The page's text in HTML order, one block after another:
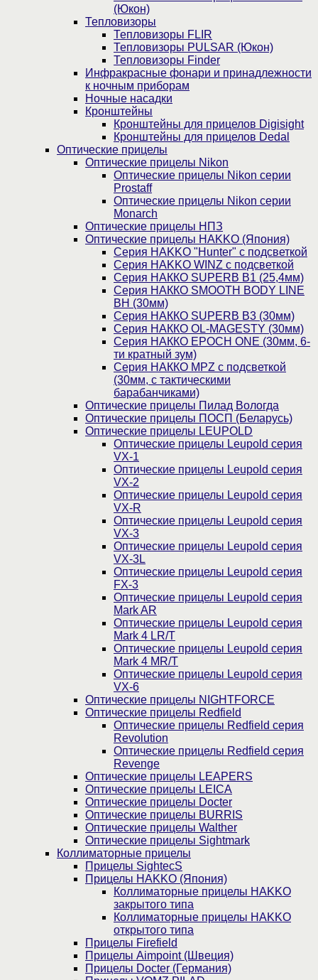
(Юкон)
Тепловизоры
Тепловизоры FLIR
Тепловизоры PULSAR (Юкон)
Тепловизоры Finder
Инфракрасные фонари и принадлежности
к ночным приборам
Ночные насадки
Кронштейны
Кронштейны для прицелов Digisight
Кронштейны для прицелов Dedal
Оптические прицелы
Оптические прицелы Nikon
Оптические прицелы Nikon серии
Prostaff
Оптические прицелы Nikon серии
Monarch
Оптические прицелы НПЗ
Оптические прицелы HAKKO (Япония)
Cерия HAKKO "Hunter" с подсветкой
Серия НAKKO WINZ с подсветкой
Серия НАККО SUPERB B1 (25,4мм)
Серия НАККО SMOOTH BODY LINE
BH (30мм)
Серия НАККО SUPERB B3 (30мм)
Серия НАККО OL-MAGESTY (30мм)
Серия НАККО EPOCH ONE (30мм, 6-
ти кратный зум)
Серия НАККО MPZ с подсветкой
(30мм, c тактическими
барабанчиками)
Оптические прицелы Пилад Вологда
Оптические прицелы ПОСП (Беларусь)
Оптические прицелы LEUPOLD
Оптические прицелы Leupold серия
VX-1
Оптические прицелы Leupold серия
VX-2
Оптические прицелы Leupold серия
VX-R
Оптические прицелы Leupold серия
VX-3
Оптические прицелы Leupold серия
VX-3L
Оптические прицелы Leupold серия
FX-3
Оптические прицелы Leupold серия
Mark AR
Оптические прицелы Leupold серия
Mark 4 LR/T
Оптические прицелы Leupold серия
Mark 4 MR/T
Оптические прицелы Leupold серия
VX-6
Оптические прицелы NIGHTFORCE
Оптические прицелы Redfield
Оптические прицелы Redfield серия
Revolution
Оптические прицелы Redfield серия
Revenge
Оптические прицелы LEAPERS
Оптические прицелы LEICA
Оптические прицелы Docter
Оптические прицелы BURRIS
Оптические прицелы Walther
Оптические прицелы Sightmark
Коллиматорные прицелы
Прицелы SightecS
Прицелы HAKKO (Япония)
Коллиматорные прицелы HAKKO
закрытого типа
Коллиматорные прицелы HAKKO
открытого типа
Прицелы Firefield
Прицелы Aimpoint (Швеция)
Прицелы Docter (Германия)